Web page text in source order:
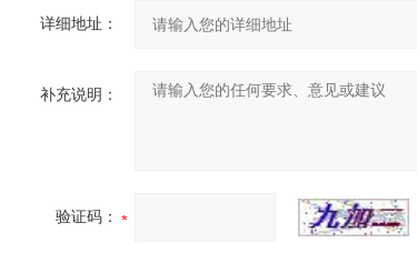
详细地址：
补充说明：
验证码：